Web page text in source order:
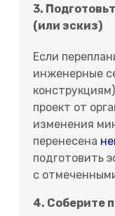
3.
(или эскиз)
Если
инженерные
проект от
изменения
перенесена
подготовить
с
4. Соберите